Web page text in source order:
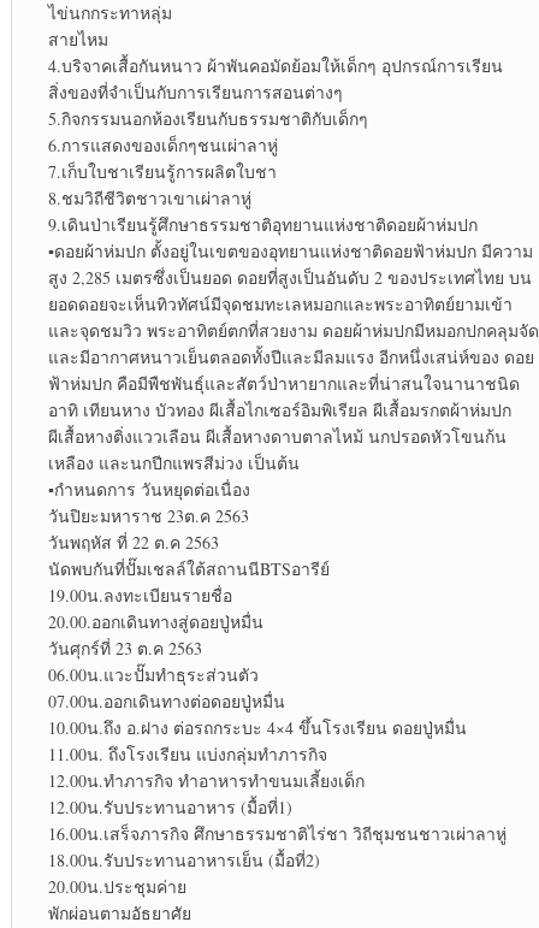
ไข่นกกระทาหลุ่ม
สายไหม
4.บริจาคเสื้อกันหนาว ผ้าพันคอมัดย้อมให้เด็กๆ อุปกรณ์การเรียน
สิ่งของที่จำเป็นกับการเรียนการสอนต่างๆ
5.กิจกรรมนอกห้องเรียนกับธรรมชาติกับเด็กๆ
6.การแสดงของเด็กๆชนเผ่าลาหู่
7.เก็บใบชาเรียนรู้การผลิตใบชา
8.ชมวิถีชีวิตชาวเขาเผ่าลาหู่
9.เดินป่าเรียนรู้ศึกษาธรรมชาติอุทยานแห่งชาติดอยผ้าห่มปก
▪︎ดอยผ้าห่มปก ตั้งอยู่ในเขตของอุทยานแห่งชาติดอยฟ้าห่มปก มีความ
สูง 2,285 เมตรซึ่งเป็นยอด ดอยที่สูงเป็นอันดับ 2 ของประเทศไทย บน
ยอดดอยจะเห็นทิวทัศน์มีจุดชมทะเลหมอกและพระอาทิตย์ยามเข้า
และจุดชมวิว พระอาทิตย์ตกที่สวยงาม ดอยผ้าห่มปกมีหมอกปกคลุมจัด
และมีอากาศหนาวเย็นตลอดทั้งปีและมีลมแรง อีกหนึ่งเสน่ห์ของ ดอย
ฟ้าห่มปก คือมีพืชพันธุ์และสัตว์ป่าหายากและที่น่าสนใจนานาชนิด
อาทิ เทียนหาง บัวทอง ผีเสื้อไกเซอร์อิมพิเรียล ผีเสื้อมรกตผ้าห่มปก
ผีเสื้อหางติ่งแววเลือน ผีเสื้อหางดาบตาลไหม้ นกปรอดหัวโขนก้น
เหลือง และนกปีกแพรสีม่วง เป็นต้น
▪︎กำหนดการ วันหยุดต่อเนื่อง
วันปิยะมหาราช 23ต.ค 2563
วันพฤหัส ที่ 22 ต.ค 2563
นัดพบกันที่ปั๊มเชลล์ใต้สถานนีBTSอารีย์
19.00น.ลงทะเบียนรายชื่อ
20.00.ออกเดินทางสู่ดอยปู่หมื่น
วันศุกร์ที่ 23 ต.ค 2563
06.00น.แวะปั๊มทำธุระส่วนตัว
07.00น.ออกเดินทางต่อดอยปู่หมื่น
10.00น.ถึง อ.ฝาง ต่อรถกระบะ 4×4 ขึ้นโรงเรียน ดอยปู่หมื่น
11.00น. ถึงโรงเรียน แบ่งกลุ่มทำภารกิจ
12.00น.ทำภารกิจ ทำอาหารทำขนมเลี้ยงเด็ก
12.00น.รับประทานอาหาร (มื้อที่1)
16.00น.เสร็จภารกิจ ศึกษาธรรมชาติไร่ชา วิถีชุมชนชาวเผ่าลาหู่
18.00น.รับประทานอาหารเย็น (มื้อที่2)
20.00น.ประชุมค่าย
พักผ่อนตามอัธยาศัย